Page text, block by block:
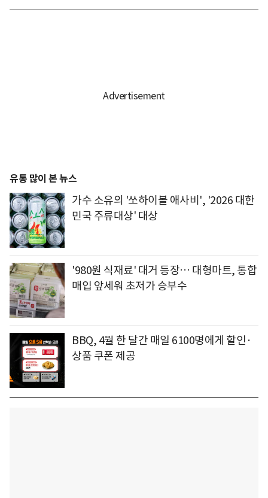
유통 많이 본 뉴스
가수 소유의 '쏘하이볼 애사비', '2026 대한
민국 주류대상' 대상
'980원 식재료' 대거 등장… 대형마트, 통합
매입 앞세워 초저가 승부수
BBQ, 4월 한 달간 매일 6100명에게 할인·
상품 쿠폰 제공